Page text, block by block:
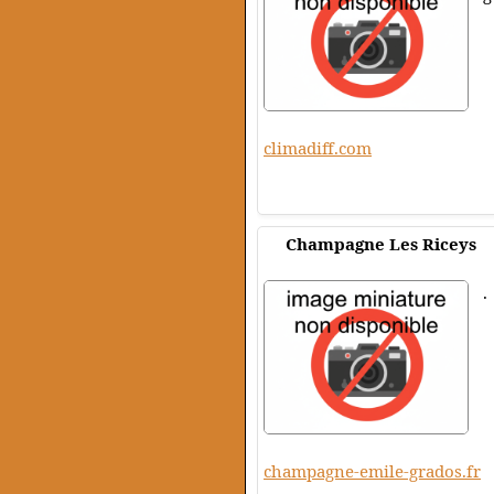
climadiff.com
Champagne Les Riceys
.
champagne-emile-grados.fr